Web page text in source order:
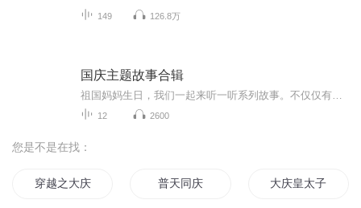
149 126.8万
国庆主题故事合辑
12 2600
您是不是在找：
穿越之大庆帝国 普天同庆 大庆皇太子